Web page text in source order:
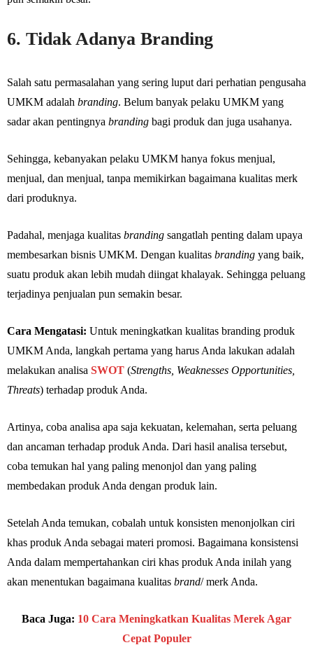
6. Tidak Adanya Branding
Salah satu permasalahan yang sering luput dari perhatian pengusaha
UMKM adalah branding. Belum banyak pelaku UMKM yang
sadar akan pentingnya branding bagi produk dan juga usahanya.
Sehingga, kebanyakan pelaku UMKM hanya fokus menjual,
menjual, dan menjual, tanpa memikirkan bagaimana kualitas merk
dari produknya.
Padahal, menjaga kualitas branding sangatlah penting dalam upaya
membesarkan bisnis UMKM. Dengan kualitas branding yang baik,
suatu produk akan lebih mudah diingat khalayak. Sehingga peluang
terjadinya penjualan pun semakin besar.
Cara Mengatasi: Untuk meningkatkan kualitas branding produk
UMKM Anda, langkah pertama yang harus Anda lakukan adalah
melakukan analisa SWOT (Strengths, Weaknesses Opportunities,
Threats) terhadap produk Anda.
Artinya, coba analisa apa saja kekuatan, kelemahan, serta peluang
dan ancaman terhadap produk Anda. Dari hasil analisa tersebut,
coba temukan hal yang paling menonjol dan yang paling
membedakan produk Anda dengan produk lain.
Setelah Anda temukan, cobalah untuk konsisten menonjolkan ciri
khas produk Anda sebagai materi promosi. Bagaimana konsistensi
Anda dalam mempertahankan ciri khas produk Anda inilah yang
akan menentukan bagaimana kualitas brand/ merk Anda.
Baca Juga: 10 Cara Meningkatkan Kualitas Merek Agar
Cepat Populer